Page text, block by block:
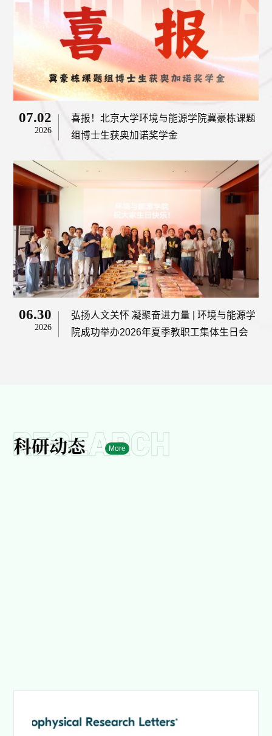
07.02
2026
喜报！北京大学环境与能源学院冀豪栋课题
组博士生获奥加诺奖学金
06.30
2026
弘扬人文关怀 凝聚奋进力量 | 环境与能源学
院成功举办2026年夏季教职工集体生日会
More